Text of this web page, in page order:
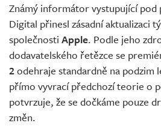
Známý informátor vystupující pod
Digital přinesl zásadní aktualizaci
společnosti Apple. Podle jeho
dodavatelského řetězce se
2odehraje standardně na podzim
přímo vyvrací předchozí teorie o
potvrzuje, že se dočkáme pouze
změn.